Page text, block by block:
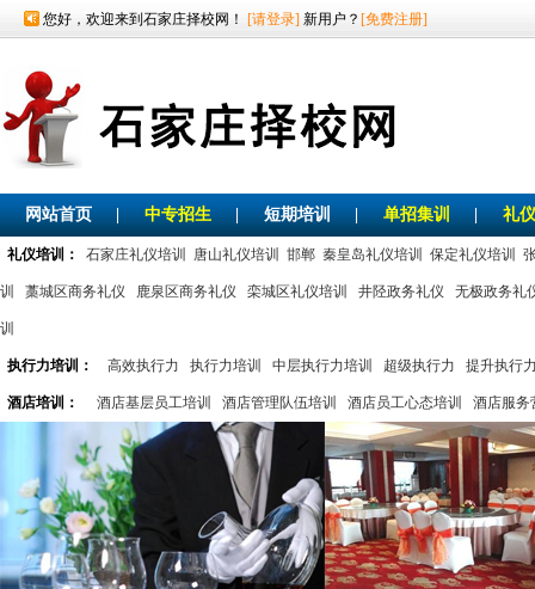
您好，欢迎来到石家庄择校网！ [请登录] 新用户？ [免费注册]
网站首页 中专招生 短期培训 单招集训 礼
礼仪培训： 石家庄礼仪培训 唐山礼仪培训 邯郸 秦皇岛礼仪培训 保定礼仪培训
训 藁城区商务礼仪 鹿泉区商务礼仪 栾城区礼仪培训 井陉政务礼仪 无极政务礼
训
执行力培训： 高效执行力 执行力培训 中层执行力培训 超级执行力 提升执行
酒店培训： 酒店基层员工培训 酒店管理队伍培训 酒店员工心态培训 酒店服务